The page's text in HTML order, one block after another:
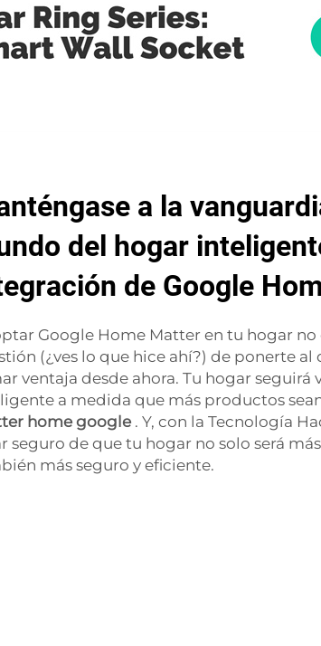
a la
del hogar
de Google
Google Home Matter en tu hogar
(¿ves lo que hice ahí?) de ponerte al
ventaja desde ahora. Tu hogar seguirá
a medida que más productos
home google. Y, con la Tecnología
seguro de que tu hogar no solo será
más seguro y eficiente.